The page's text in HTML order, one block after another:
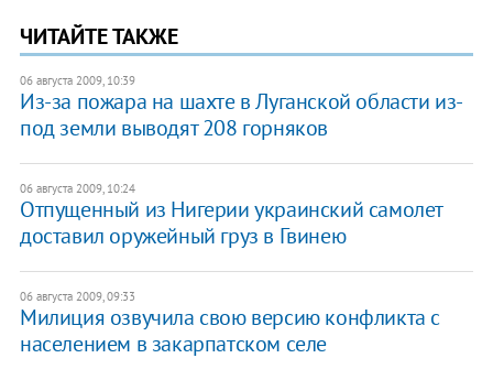
ЧИТАЙТЕ ТАКЖЕ
06 августа 2009, 10:39
Из-за пожара на шахте в Луганской области из-
под земли выводят 208 горняков
06 августа 2009, 10:24
Отпущенный из Нигерии украинский самолет
доставил оружейный груз в Гвинею
06 августа 2009, 09:33
Милиция озвучила свою версию конфликта с
населением в закарпатском селе